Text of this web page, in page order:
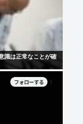
識は正常なことが確